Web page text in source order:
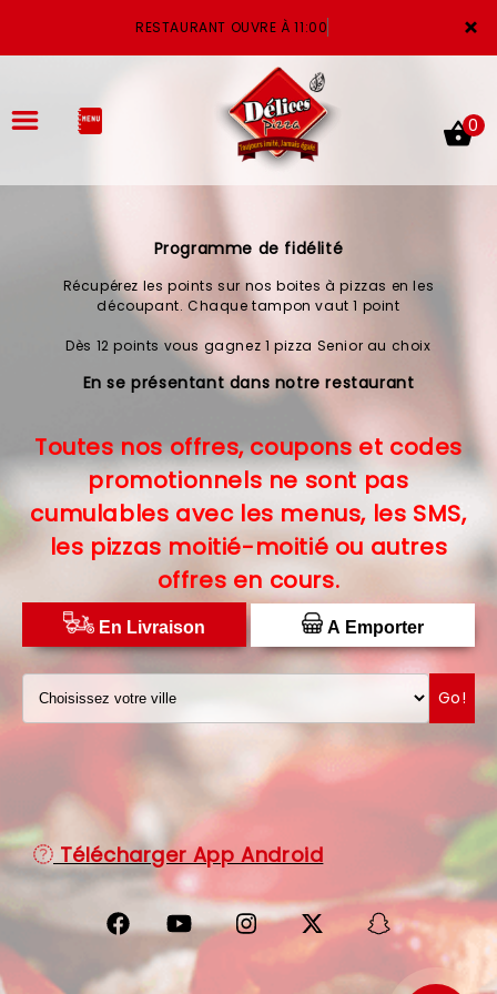
×
RESTAURANT OUVRE À 11:00
LA CARTE
VOTRE COMPTE
VOS AVIS
MENTIONS LÉGALES
C.G.V
PROTECTION DES DONNÉES
DISTRIBUTEUR DE PIZZAS
0
Programme de fidélité
Récupérez les points sur nos boites à pizzas en les
découpant. Chaque tampon vaut 1 point
Dès 12 points vous gagnez 1 pizza Senior au choix
En se présentant dans notre restaurant
Toutes nos offres, coupons et codes
promotionnels ne sont pas
cumulables avec les menus, les SMS,
les pizzas moitié-moitié ou autres
offres en cours.
En Livraison A Emporter
Go!
Télécharger App Android